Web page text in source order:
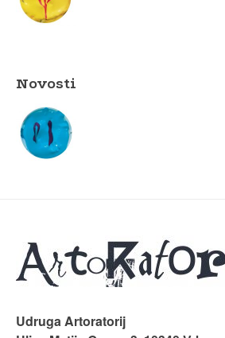
Novosti
Udruga Artoratorij